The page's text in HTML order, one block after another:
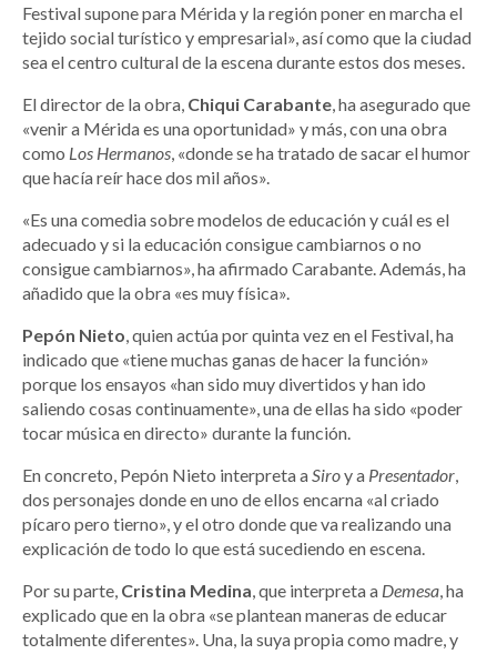
Festival supone para Mérida y la región poner en marcha el
tejido social turístico y empresarial», así como que la ciudad
sea el centro cultural de la escena durante estos dos meses.
El director de la obra, Chiqui Carabante , ha asegurado que
«venir a Mérida es una oportunidad» y más, con una obra
como Los Hermanos , «donde se ha tratado de sacar el humor
que hacía reír hace dos mil años».
«Es una comedia sobre modelos de educación y cuál es el
adecuado y si la educación consigue cambiarnos o no
consigue cambiarnos», ha afirmado Carabante. Además, ha
añadido que la obra «es muy física».
Pepón Nieto , quien actúa por quinta vez en el Festival, ha
indicado que «tiene muchas ganas de hacer la función»
porque los ensayos «han sido muy divertidos y han ido
saliendo cosas continuamente», una de ellas ha sido «poder
tocar música en directo» durante la función.
En concreto, Pepón Nieto interpreta a Siroy a Presentador
dos personajes donde en uno de ellos encarna «al criado
pícaro pero tierno», y el otro donde que va realizando una
explicación de todo lo que está sucediendo en escena.
Por su parte, Cristina Medina , que interpreta a Demesa , ha
explicado que en la obra «se plantean maneras de educar
totalmente diferentes». Una, la suya propia como madre, y